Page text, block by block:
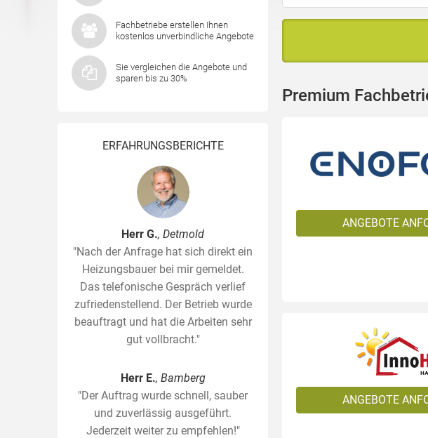
Fachbetriebe erstellen Ihnen
kostenlos unverbindliche Angebote
Sie vergleichen die Angebote und
sparen bis zu 30%
ERFAHRUNGSBERICHTE
Herr G., Detmold
"Nach der Anfrage hat sich direkt ein
Heizungsbauer bei mir gemeldet.
Das telefonische Gespräch verlief
zufriedenstellend. Der Betrieb wurde
beauftragt und hat die Arbeiten sehr
gut vollbracht."
Herr E., Bamberg
"Der Auftrag wurde schnell, sauber
und zuverlässig ausgeführt.
Jederzeit weiter zu empfehlen!"
Premium
ANGEBOTE
ANGEBOTE